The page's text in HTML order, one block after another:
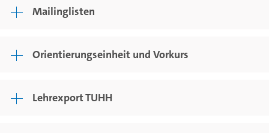
Mailinglisten
Orientierungseinheit und Vorkurs
Lehrexport TUHH